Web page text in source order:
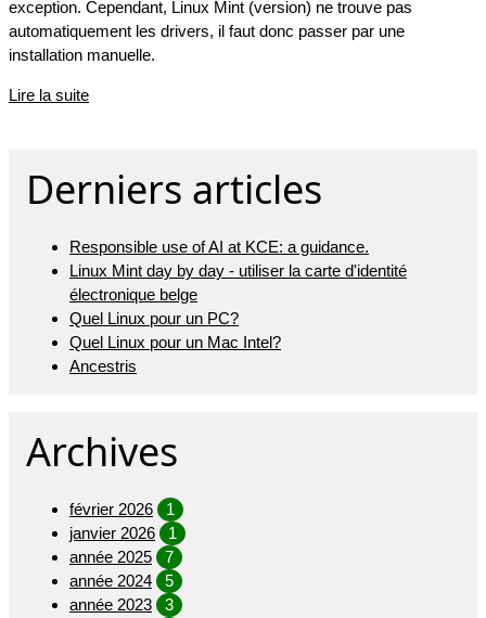
exception. Cependant, Linux Mint (version) ne trouve pas
automatiquement les drivers, il faut donc passer par une
installation manuelle.
Lire la suite
Derniers articles
Responsible use of AI at KCE: a guidance.
Linux Mint day by day - utiliser la carte d'identité
électronique belge
Quel Linux pour un PC?
Quel Linux pour un Mac Intel?
Ancestris
Archives
février 2026
1
janvier 2026
1
année 2025
7
année 2024
5
année 2023
3